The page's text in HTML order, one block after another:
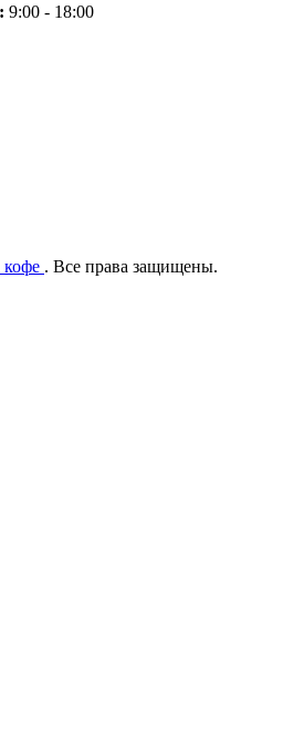
9:00 - 18:00
. Все права защищены.